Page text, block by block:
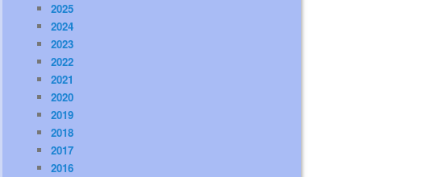
2025
2024
2023
2022
2021
2020
2019
2018
2017
2016